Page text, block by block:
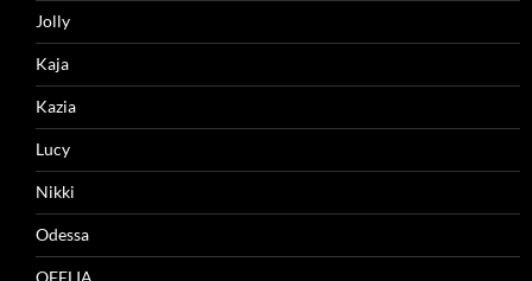
Jolly
Kaja
Kazia
Lucy
Nikki
Odessa